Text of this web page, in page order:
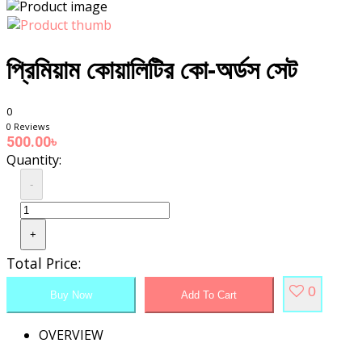
প্রিমিয়াম কোয়ালিটির কো-অর্ডস সেট
0
0 Reviews
500.00৳
Quantity:
-
+
Total Price:
Buy Now Add To Cart 0
OVERVIEW